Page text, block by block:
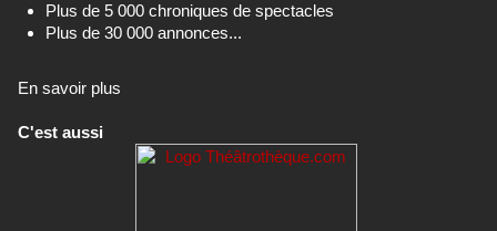
Plus de 5 000 chroniques de spectacles
Plus de 30 000 annonces...
En savoir plus
C'est aussi